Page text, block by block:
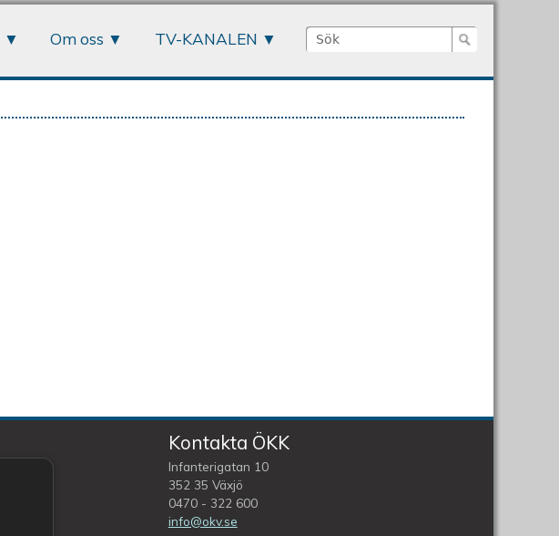
Sökformulär
Sök
Om oss TV-KANALEN
Kontakta ÖKK
Infanterigatan 10
352 35 Växjö
0470 - 322 600
info@okv.se